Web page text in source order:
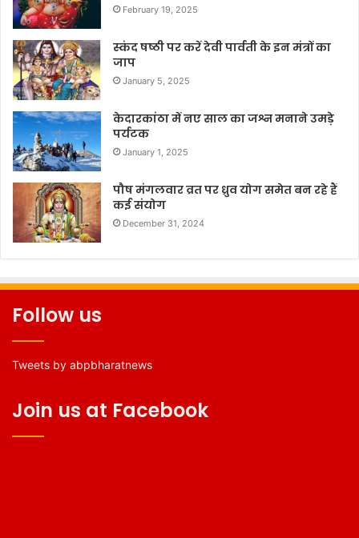
February 19, 2025
स्कंद षष्ठी पर करें देवी पार्वती के इन मंत्रों का
जाप
January 5, 2025
केदारकांठा में नए साल का जश्न मनाने उमड़े
पर्यटक
January 1, 2025
पौष मंगलवार व्रत पर ध्रुव योग समेत बन रहे हैं
कई संयोग
December 31, 2024
Follow us
Tweets by abpbharatnews
Join us at Facebook